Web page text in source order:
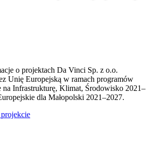
o projektach Da Vinci Sp. z o.o.
Unię Europejską w ramach programów
na Infrastrukturę, Klimat, Środowisko 2021–
dla Małopolski 2021–2027.